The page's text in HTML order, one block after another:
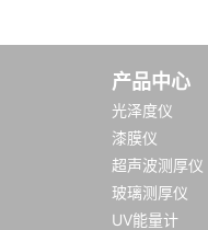
产品中心
光泽度仪
漆膜仪
超声波测厚仪
玻璃测厚仪
UV能量计